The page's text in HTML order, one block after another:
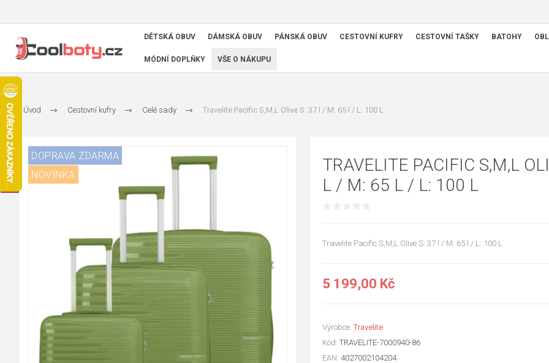
DĚTSKÁ OBUV DÁMSKÁ OBUV PÁNSKÁ OBUV CESTOVNÍ KUFRY CESTOVNÍ TAŠKY BATOHY
MÓDNÍ DOPLŇKY VŠE O NÁKUPU
Úvod Cestovní kufry Celé sady Travelite Pacific S,M,L Olive S: 37 l / M: 65 l / L: 100 L
DOPRAVA ZDARMA
NOVINKA
TRAVELITE PACIFIC S,M,L
L / M: 65 L / L: 100 L
Travelite Pacific S,M,L Olive S: 37 l / M: 65 l / L: 100 L
5 199,00 Kč
Výrobce: Travelite
Kód: TRAVELITE-7000940-86
EAN: 4027002104204